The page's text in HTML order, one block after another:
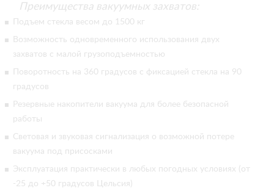
Преимущества вакуумных захватов:
Подъем стекла весом до 1500 кг
Возможность одновременного использования двух
захватов с малой грузоподъемностью
Поворотность на 360 градусов с фиксацией стекла на 90
градусов
Резервные накопители вакуума для более безопасной
работы
Световая и звуковая сигнализация о возможной потере
вакуума под присосками
Эксплуатация практически в любых погодных условиях (от
-25 до +50 градусов Цельсия)